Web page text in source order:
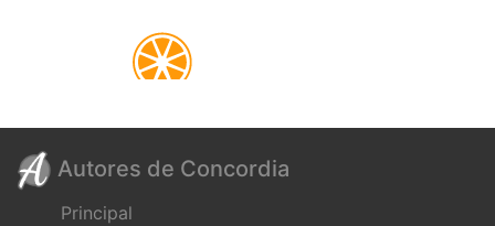
Autores de Concordia
Principal